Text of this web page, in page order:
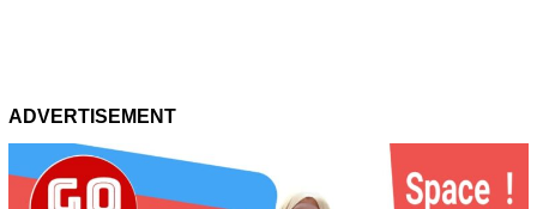
ADVERTISEMENT